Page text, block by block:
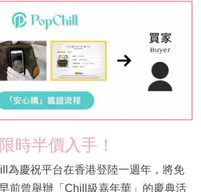
時半價入手！
為慶祝平台在香港登陸一週年，將免
前曾舉辦「Chill級嘉年華」的慶典活